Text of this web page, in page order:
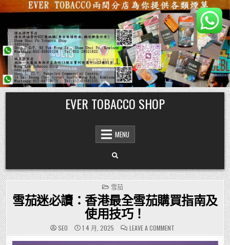
Skip
to
content
EVER TOBACCO SHOP
MENU
POSTED
IN
雪茄
雪茄迷必讀：香港最全雪茄購買指南及
使用技巧！
SEO 1 4 月, 2025 LEAVE A COMMENT
雪
茄